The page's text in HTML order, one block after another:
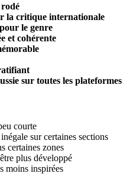
la critique internationale
le genre
et cohérente
sur toutes les plateformes
courte
sur certaines sections
certaines zones
plus développé
moins inspirées